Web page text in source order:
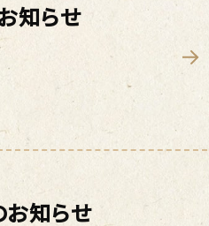
知らせ
お知らせ